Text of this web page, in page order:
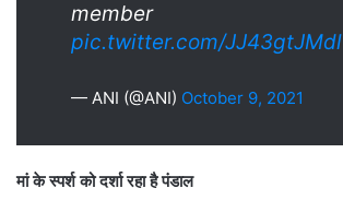
member
pic.twitter.com/JJ43gtJMdl
— ANI (@ANI) October 9, 2021
मां के स्पर्श को दर्शा रहा है पंडाल